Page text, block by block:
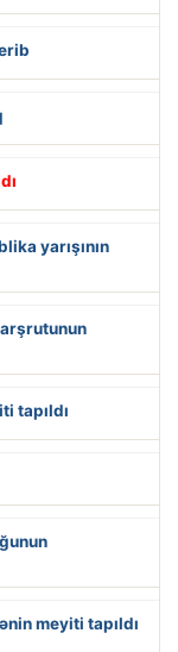
yarışının
tapıldı
meyiti tapıldı